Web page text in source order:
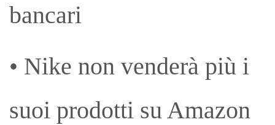
bancari
• Nike non venderà più i
suoi prodotti su Amazon